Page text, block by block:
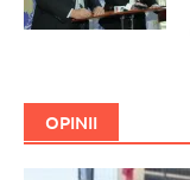
OPINII